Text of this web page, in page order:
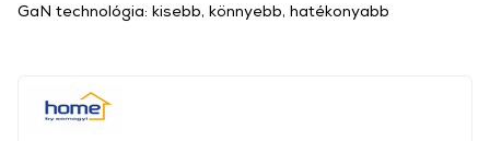
GaN technológia: kisebb, könnyebb, hatékonyabb